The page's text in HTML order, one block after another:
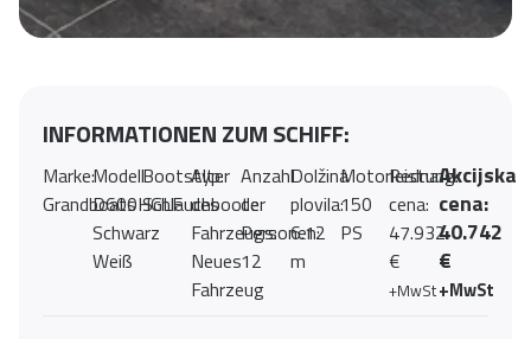
INFORMATIONEN ZUM SCHIFF:
Marke:
Grandboats
Modell
D600HGLF
Schwarz
Weiß
Bootstyp:
Schlauchboote
Alter
des
Fahrzeugs:
Neues
Fahrzeug
Anzahl
der
Personen:
12
Dolžina
plovila:
6.12
m
Motorleistung:
150
PS
Redna
cena:
47.932
€
+MwSt
Akcijska
cena:
40.742
€
+MwSt